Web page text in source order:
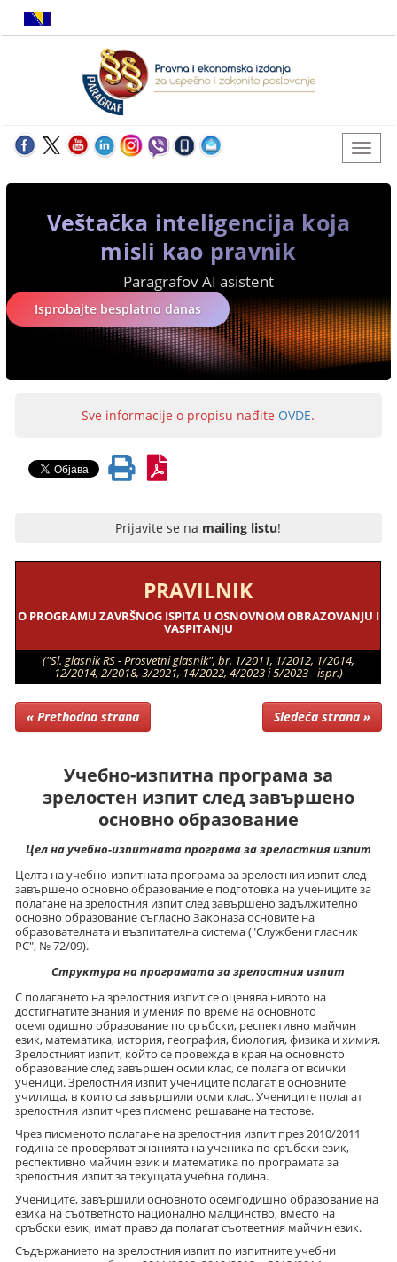
Veštačka inteligencija koja
misli kao pravnik
Paragrafov AI asistent
Isprobajte besplatno danas
Sve informacije o propisu nađite OVDE.
Prijavite se na mailing listu!
PRAVILNIK
O PROGRAMU ZAVRŠNOG ISPITA U OSNOVNOM OBRAZOVANJU I
VASPITANJU
("Sl. glasnik RS - Prosvetni glasnik", br. 1/2011, 1/2012, 1/2014,
12/2014, 2/2018, 3/2021, 14/2022, 4/2023 i 5/2023 - ispr.)
« Prethodna strana Sledeća strana »
Учебно-изпитна програма за
зрелостен изпит след завършено
основно образование
Цел на учебно-изпитната програма за зрелостния изпит
Целта на учебно-изпитната програма за зрелостния изпит след
завършено основно образование е подготовка на учениците за
полагане на зрелостния изпит след завършено задължително
основно образование съгласно Законaза основите на
образователната и възпитателна система ("Службени гласник
РС", № 72/09).
Структура на програмата за зрелостния изпит
С полагането на зрелостния изпит се оценява нивото на
достигнатите знания и умения по време на основното
осемгодишно образование по сръбски, респективно майчин
език, математика, история, география, биология, физика и химия.
Зрелостният изпит, който се провежда в края на основното
образование след завършен осми клас, се полага от всички
ученици. Зрелостния изпит учениците полагат в основните
училища, в които са завършили осми клас. Учениците полагат
зрелостния изпит чрез писмено решаване на тестове.
Чрез писменото полагане на зрелостния изпит през 2010/2011
година се проверяват знанията на ученика по сръбски език,
респективно майчин език и математика по програмата за
зрелостния изпит за текущата учебна година.
Учениците, завършили основното осемгодишно образование на
езика на съответното национално малцинство, вместо на
сръбски език, имат право да полагат съответния майчин език.
Съдържанието на зрелостния изпит по изпитните учебни